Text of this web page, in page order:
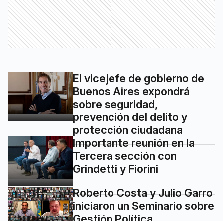
El vicejefe de gobierno de
Buenos Aires expondrá
sobre seguridad,
prevención del delito y
protección ciudadana
Importante reunión en la
Tercera sección con
Grindetti y Fiorini
Roberto Costa y Julio Garro
iniciaron un Seminario sobre